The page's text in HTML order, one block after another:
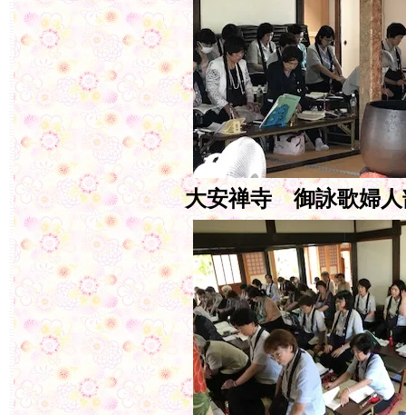
大安禅寺 御詠歌婦人